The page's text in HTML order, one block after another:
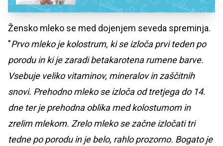
Žensko mleko se med dojenjem seveda spreminja.
"Prvo mleko je kolostrum, ki se izloča prvi teden po
porodu in ki je zaradi betakarotena rumene barve.
Vsebuje veliko vitaminov, mineralov in zaščitnih
snovi. Prehodno mleko se izloča od tretjega do 14.
dne ter je prehodna oblika med kolostumom in
zrelim mlekom. Zrelo mleko se začne izločati tri
tedne po porodu in je belo, rahlo prozorno. Bogato je